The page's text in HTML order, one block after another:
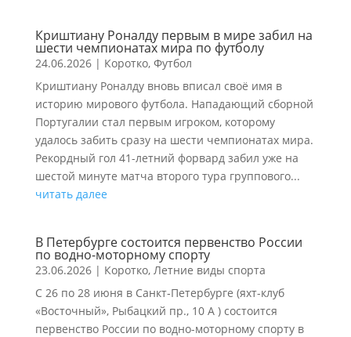
Криштиану Роналду первым в мире забил на
шести чемпионатах мира по футболу
24.06.2026| Коротко, Футбол
Криштиану Роналду вновь вписал своё имя в
историю мирового футбола. Нападающий сборной
Португалии стал первым игроком, которому
удалось забить сразу на шести чемпионатах мира.
Рекордный гол 41-летний форвард забил уже на
шестой минуте матча второго тура группового...
читать далее
В Петербурге состоится первенство России
по водно-моторному спорту
23.06.2026| Коротко, Летние виды спорта
С 26 по 28 июня в Санкт‑Петербурге (яхт-клуб
«Восточный», Рыбацкий пр., 10 А ) состоится
первенство России по водно-моторному спорту в